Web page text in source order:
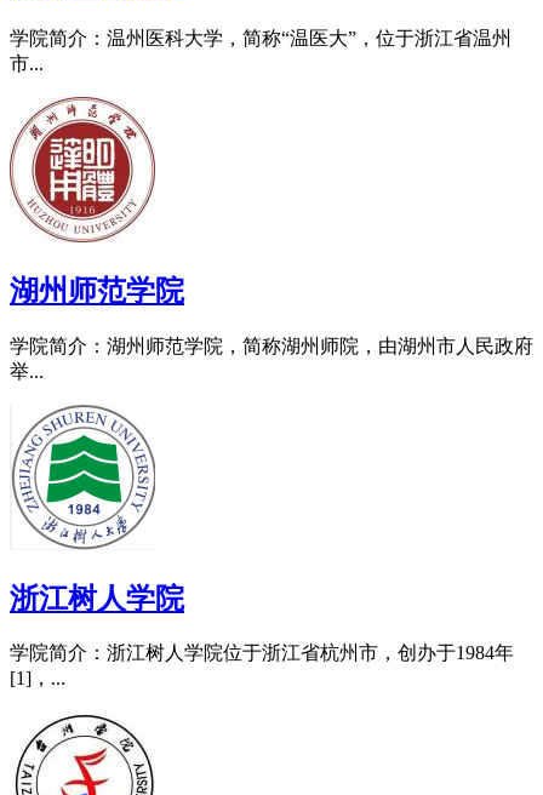
学院简介：温州医科大学，简称“温医大”，位于浙江省温州
市...
湖州师范学院
学院简介：湖州师范学院，简称湖州师院，由湖州市人民政府
举...
浙江树人学院
学院简介：浙江树人学院位于浙江省杭州市，创办于1984年
[1]，...